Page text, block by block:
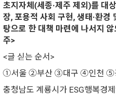
초지자체(세종·제주 제외)를 대
장, 포용적 사회 구현, 생태·환
탕으로 한 대책 마련에 나서지
주>
<글 싣는 순서>
①서울 ②부산 ③대구 ④인천 ⑤
충청남도 계룡시가 ESG행복경